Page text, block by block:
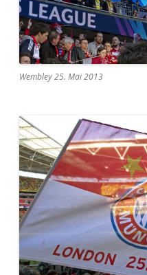
Wembley 25. Mai 2013